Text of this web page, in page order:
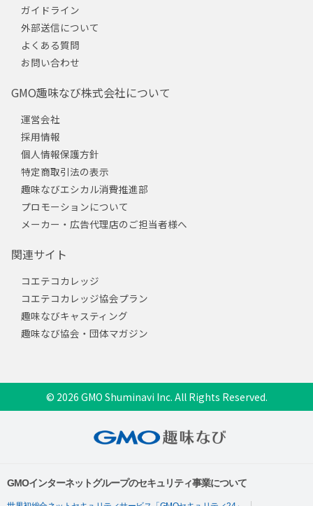
ガイドライン
外部送信について
よくある質問
お問い合わせ
GMO趣味なび株式会社について
運営会社
採用情報
個人情報保護方針
特定商取引法の表示
趣味なびエシカル消費推進部
プロモーションについて
メーカー・広告代理店のご担当者様へ
関連サイト
コエテコカレッジ
コエテコカレッジ協会プラン
趣味なびキャスティング
趣味なび協会・団体マガジン
© 2026 GMO Shuminavi Inc. All Rights Reserved.